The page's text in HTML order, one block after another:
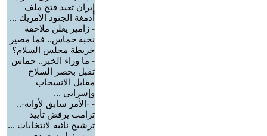
إيران تعيد فتح ملف
أدمغة الجنود الأمريك ...
- زامير يعلن ملاحقة
نخبة حماس.. فما مصير
خريطة مجلس السلام؟
- ما وراء الخبر.. حماس
تقبل بحصر السلاح
مقابل الانسحاب
وإسرائي ...
- -الأمر سابق لأوانه-..
ترامب يرفض تأييد
ترشيح نائبه لانتخابات ...